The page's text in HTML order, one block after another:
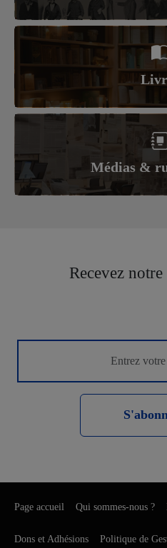
Médias &
Recevez
Page accueil Qui sommes-nous ?
Dons et Adhésions Politique de